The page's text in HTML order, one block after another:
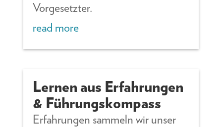
Vorgesetzter.
read more
Lernen aus Erfahrungen
& Führungskompass
Erfahrungen sammeln wir unser